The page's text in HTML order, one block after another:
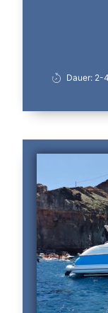
Dauer: 2-